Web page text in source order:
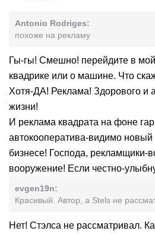
Antonio Rodriges:
похоже на рекламу
Гы-гы! Смешно! перейдите в
квадрике или о машине. Что
Хотя-ДА! Реклама! Здорового и
жизни!
И реклама квадрата на фоне
автокооператива-видимо
бизнесе! Господа, рекламщики-
вооружение! Если честно-
evgen19n:
Красивый. Автор, а Stels не
Нет! Стэлса не рассматривал.